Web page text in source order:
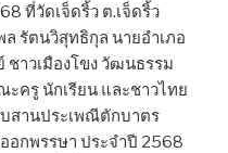
ที่วัดเจ็ดริ้ว ต.เจ็ดริ้ว
รัตนวิสุทธิกุล นายอำเภอ
าวเมืองโขง วัฒนธรรม
ครู นักเรียน และชาวไทย
สานประเพณีตักบาตร
ออกพรรษา ประจำปี 2568